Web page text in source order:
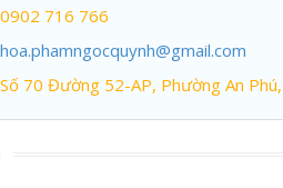
0902 716 766
hoa.phamngocquynh@gmail.com
Số 70 Đường 52-AP, Phường An